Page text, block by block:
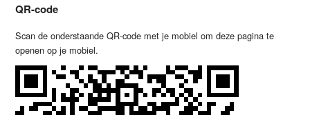
QR-code
Scan de onderstaande QR-code met je mobiel om deze pagina te
openen op je mobiel.